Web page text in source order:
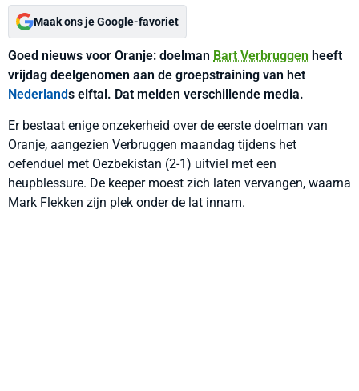
Maak ons je Google-favoriet
Goed nieuws voor Oranje: doelman Bart Verbruggen heeft
vrijdag deelgenomen aan de groepstraining van het
Nederlands elftal. Dat melden verschillende media.
Er bestaat enige onzekerheid over de eerste doelman van
Oranje, aangezien Verbruggen maandag tijdens het
oefenduel met Oezbekistan (2-1) uitviel met een
heupblessure. De keeper moest zich laten vervangen, waarna
Mark Flekken zijn plek onder de lat innam.